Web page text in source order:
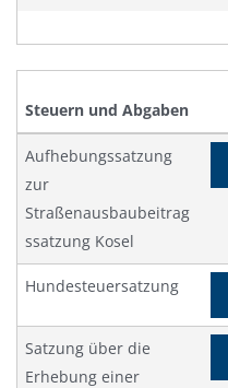
Steuern und Abgaben
Aufhebungssatzung
zur
Straßenausbaubeitrag
ssatzung Kosel
Hundesteuersatzung
Satzung über die
Erhebung einer